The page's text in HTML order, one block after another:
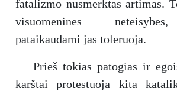
fatalizmo nusmerktas artimas.
visuomenines
pataikaudami jas toleruoja.
Prieš tokias patogias ir
karštai protestuoja kita